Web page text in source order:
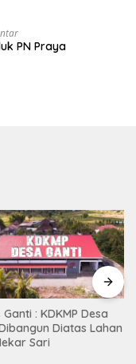
PN Praya
: KDKMP Desa
Diatas Lahan
Sari